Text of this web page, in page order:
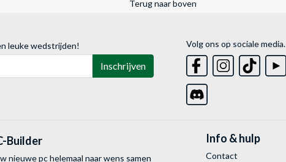
Terug naar boven
leuke wedstrijden!
Inschrijven
Volg ons op sociale media.
Builder
nieuwe pc helemaal naar wens samen
Info & hulp
Contact